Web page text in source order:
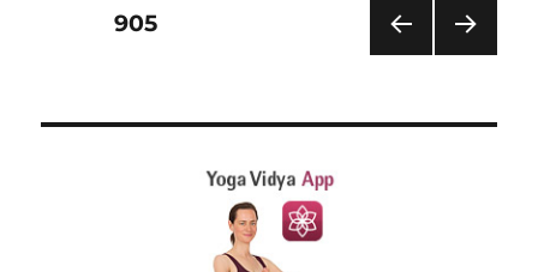
Seitennummerierung
Beiträge
SEIT
SEITE905
E